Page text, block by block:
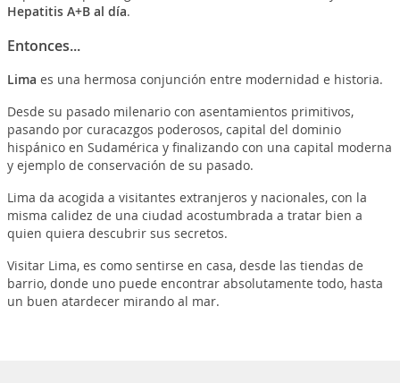
Hepatitis A+B al día.
Entonces...
Lima es una hermosa conjunción entre modernidad e historia.
Desde su pasado milenario con asentamientos primitivos,
pasando por curacazgos poderosos, capital del dominio
hispánico en Sudamérica y finalizando con una capital moderna
y ejemplo de conservación de su pasado.
Lima da acogida a visitantes extranjeros y nacionales, con la
misma calidez de una ciudad acostumbrada a tratar bien a
quien quiera descubrir sus secretos.
Visitar Lima, es como sentirse en casa, desde las tiendas de
barrio, donde uno puede encontrar absolutamente todo, hasta
un buen atardecer mirando al mar.